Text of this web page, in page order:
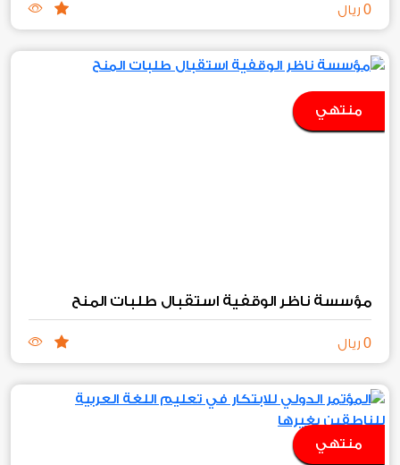
0 ريال
منتهي
مؤسسة ناظر الوقفية استقبال طلبات المنح
0 ريال
منتهي